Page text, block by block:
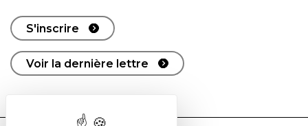
S'inscrire
Voir la dernière lettre